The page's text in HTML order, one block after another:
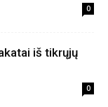
0
iš tikrųjų
0